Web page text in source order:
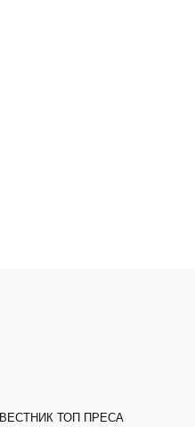
ВЕСТНИК ТОП ПРЕСА